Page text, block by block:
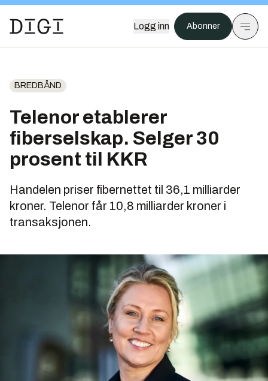
Logg inn Abonner
BREDBÅND
Telenor etablerer
fiberselskap. Selger 30
prosent til KKR
Handelen priser fibernettet til 36,1 milliarder
kroner. Telenor får 10,8 milliarder kroner i
transaksjonen.